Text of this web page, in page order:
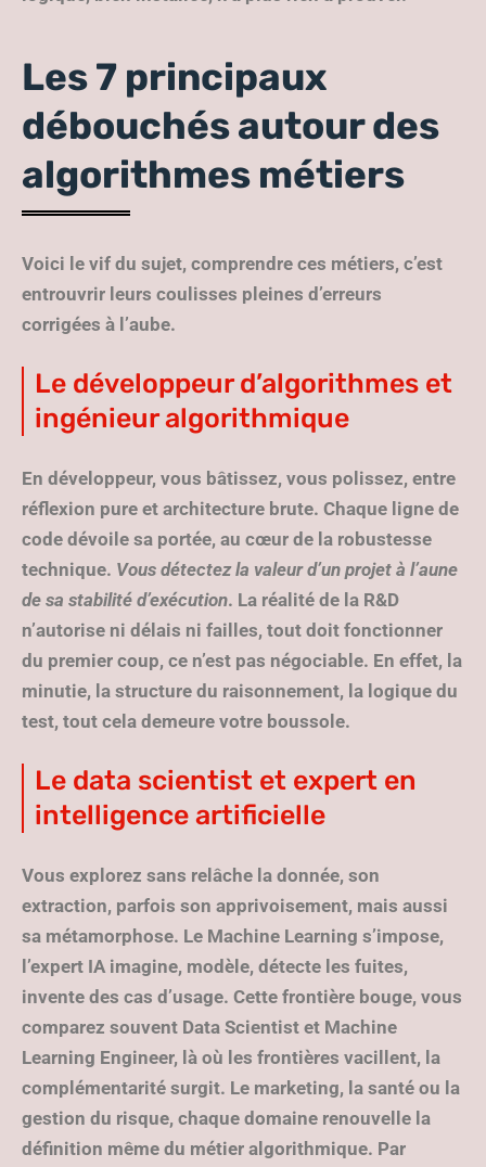
Les 7 principaux
débouchés autour des
algorithmes métiers
Voici le vif du sujet, comprendre ces métiers, c’est
entrouvrir leurs coulisses pleines d’erreurs
corrigées à l’aube.
Le développeur d’algorithmes et
ingénieur algorithmique
En développeur, vous bâtissez, vous polissez, entre
réflexion pure et architecture brute. Chaque ligne de
code dévoile sa portée, au cœur de la robustesse
technique. Vous détectez la valeur d’un projet à l’aune
de sa stabilité d’exécution. La réalité de la R&D
n’autorise ni délais ni failles, tout doit fonctionner
du premier coup, ce n’est pas négociable. En effet, la
minutie, la structure du raisonnement, la logique du
test, tout cela demeure votre boussole.
Le data scientist et expert en
intelligence artificielle
Vous explorez sans relâche la donnée, son
extraction, parfois son apprivoisement, mais aussi
sa métamorphose. Le Machine Learning s’impose,
l’expert IA imagine, modèle, détecte les fuites,
invente des cas d’usage. Cette frontière bouge, vous
comparez souvent Data Scientist et Machine
Learning Engineer, là où les frontières vacillent, la
complémentarité surgit. Le marketing, la santé ou la
gestion du risque, chaque domaine renouvelle la
définition même du métier algorithmique. Par